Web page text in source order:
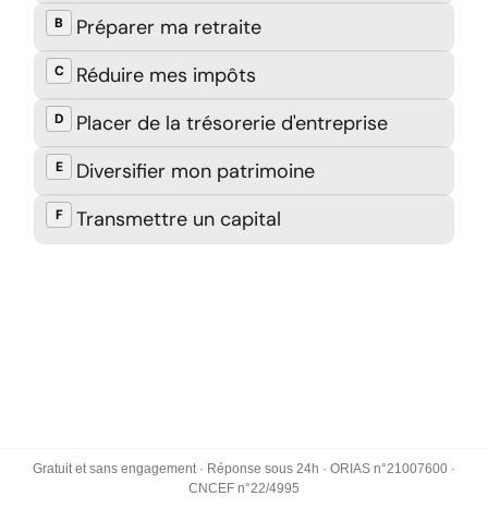
Gratuit et sans engagement · Réponse sous 24h · ORIAS n°21007600 ·
CNCEF n°22/4995